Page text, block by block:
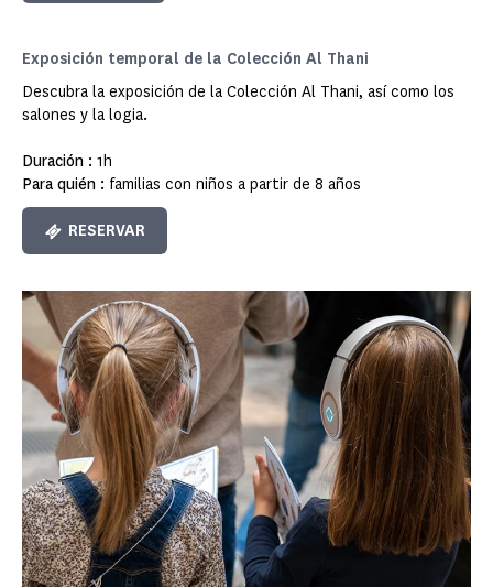
Exposición temporal de la Colección Al Thani
Descubra la exposición de la Colección Al Thani, así como los
salones y la logia.
Duración : 1h
Para quién : familias con niños a partir de 8 años
RESERVAR